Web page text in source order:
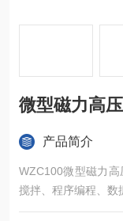
微型磁力高
产品简介
WZC100微型磁力高
搅拌、程序编程、数